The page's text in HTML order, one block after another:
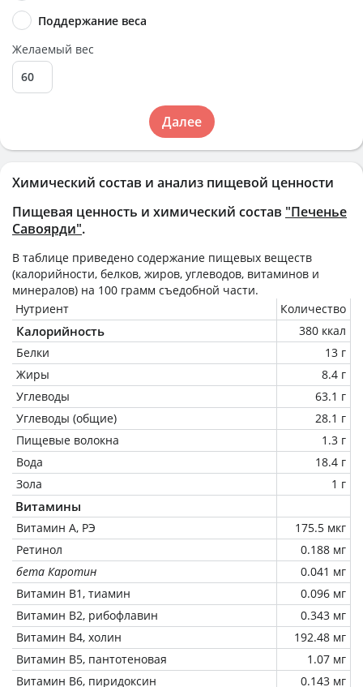
Химический состав и анализ пищевой ценности
Пищевая ценность и химический состав "Печенье
Савоярди".
В таблице приведено содержание пищевых веществ
(калорийности, белков, жиров, углеводов, витаминов и
минералов) на 100 грамм съедобной части.
Нутриент
Количество
Калорийность
380 ккал
Белки
13 г
Жиры
8.4 г
Углеводы
63.1 г
Углеводы (общие)
28.1 г
Пищевые волокна
1.3 г
Вода
18.4 г
Зола
1 г
Витамины
Витамин А, РЭ
175.5 мкг
Ретинол
0.188 мг
бета Каротин
0.041 мг
Витамин В1, тиамин
0.096 мг
Витамин В2, рибофлавин
0.343 мг
Витамин В4, холин
192.48 мг
Витамин В5, пантотеновая
1.07 мг
Витамин В6, пиридоксин
0.143 мг
Поддержание веса
Желаемый вес
Далее